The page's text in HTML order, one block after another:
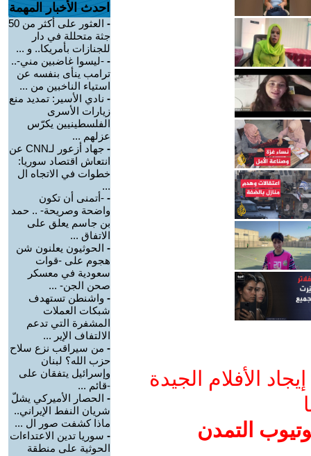
الأفلام الجيدة
التمدن
احدث الأخبار المهمة
-
العثور على أكثر من 50
جثة متحللة في دار
للجنازات بأمريكا.. و ...
- -ليسوا غاضبين مني-..
ترامب ينأى بنفسه عن
استياء الناخبين من ...
- نادي الأسير: تمديد منع
زيارات الأسرى
الفلسطينيين يكرّس
عزلهم ...
-
جهاد أزعور لـCNN عن
انتعاش اقتصاد سوريا:
خطوات في الاتجاه ال
...
- -أتمنى أن تكون
واضحة وصريحة- .. حمد
بن جاسم يعلق على
الاتفاق ...
- الحوثيون يعلنون شن
هجوم على -قوات
سعودية في معسكر
صحن الجن- ...
- واشنطن تستهدف
شبكات العملات
المشفرة التي تدعم
الالتفاف الإير ...
- من سيراقب نزع سلاح
حزب الله؟ لبنان
وإسرائيل يتفقان على
-قائم ...
- الحصار الأميركي يشلّ
شريان النفط الإيراني..
ماذا كشفت صور ال ...
- سوريا تدين الاعتداءات
الحوثية على منطقة